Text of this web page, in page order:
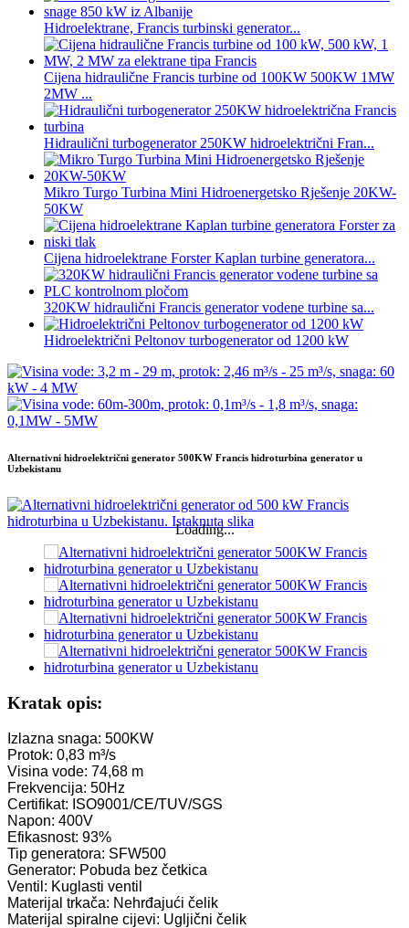
Hidroelektrane, Francis turbinski generator...
Cijena hidraulične Francis turbine od 100KW 500KW 1MW
2MW ...
Hidraulični turbogenerator 250KW hidroelektrični Fran...
Mikro Turgo Turbina Mini Hidroenergetsko Rješenje 20KW-
50KW
Cijena hidroelektrane Forster Kaplan turbine generatora...
320KW hidraulični Francis generator vodene turbine sa...
Hidroelektrični Peltonov turbogenerator od 1200 kW
Alternativni hidroelektrični generator 500KW Francis hidroturbina generator u
Uzbekistanu
Loading...
Kratak opis:
Izlazna snaga: 500KW
Protok: 0,83 m³/s
Visina vode: 74,68 m
Frekvencija: 50Hz
Certifikat: ISO9001/CE/TUV/SGS
Napon: 400V
Efikasnost: 93%
Tip generatora: SFW500
Generator: Pobuda bez četkica
Ventil: Kuglasti ventil
Materijal trkača: Nehrđajući čelik
Materijal spiralne cijevi: Ugljični čelik